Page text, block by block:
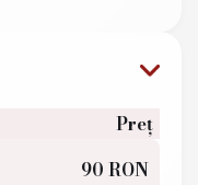
Preț
90 RON